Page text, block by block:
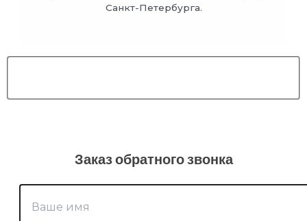
Санкт-Петербурга.
Заказ обратного звонка